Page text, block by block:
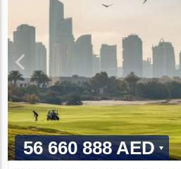
56 660 888 AED